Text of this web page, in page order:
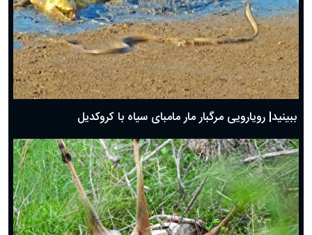
ببینید| رویارویی مرگبار مار مامبای سیاه با کروکدیل